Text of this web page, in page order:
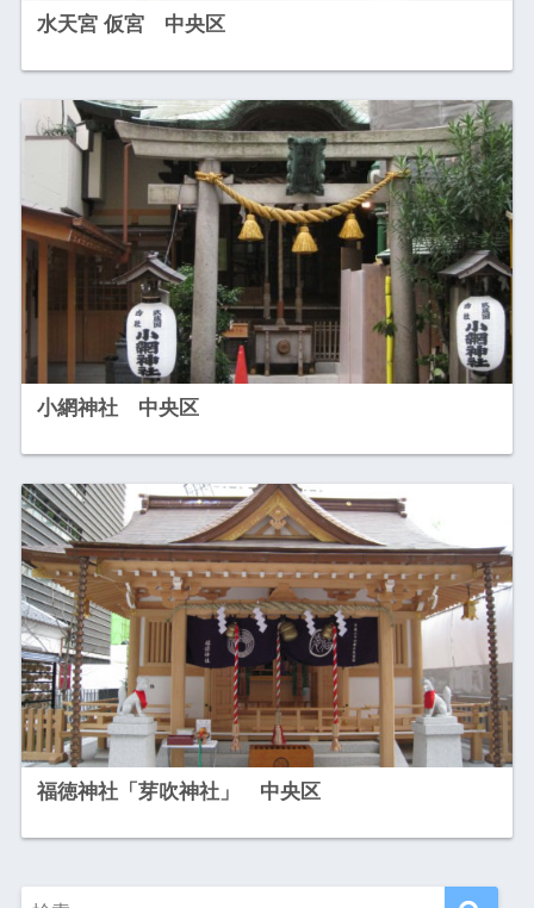
水天宮 仮宮 中央区
小網神社 中央区
福徳神社「芽吹神社」 中央区